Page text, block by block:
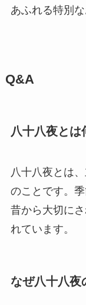
あふれる特別な
Q&A
八十八夜とは
八十八夜とは
のことです。
昔から大切に
れています。
なぜ八十八夜